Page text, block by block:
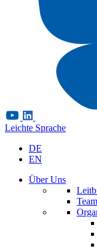
Leichte Sprache
DE
EN
Über Uns
Team